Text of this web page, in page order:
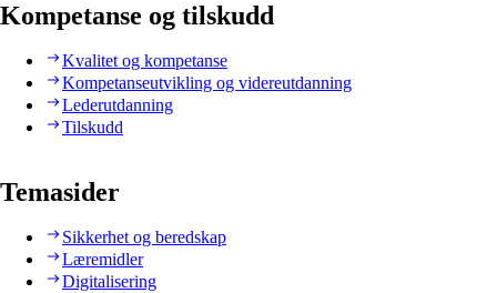
Kompetanse og tilskudd
Kvalitet og kompetanse
Kompetanseutvikling og videreutdanning
Lederutdanning
Tilskudd
Temasider
Sikkerhet og beredskap
Læremidler
Digitalisering